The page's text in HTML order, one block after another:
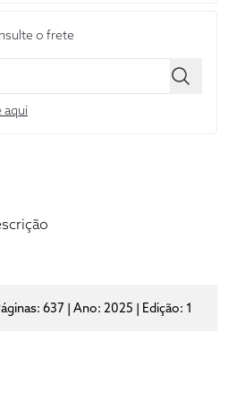
o frete
aqui
637 | Ano: 2025 | Edição: 1